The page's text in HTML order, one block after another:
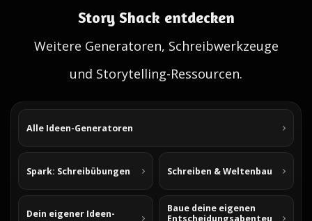
Story Shack entdecken
Weitere Generatoren, Schreibwerkzeuge
und Storytelling-Ressourcen.
Alle Ideen-Generatoren
Spark: Schreibübungen Schreiben & Weltenbau
Dein eigener Ideen-
Baue deine eigenen
Entscheidungsabenteu